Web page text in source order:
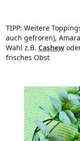
TIPP: Weitere
auch gefrören),
Wahl z.B. Cashew
frisches Obst